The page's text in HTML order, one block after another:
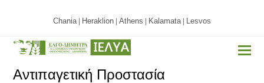
Chania| Heraklion Athens Kalamata| Lesvos
Αντιπαγετική Προστασία